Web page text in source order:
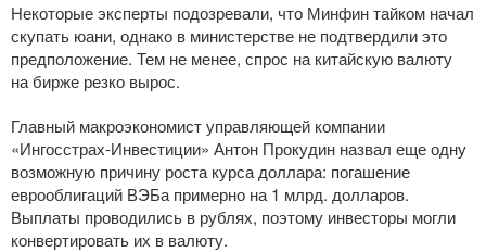
Некоторые эксперты подозревали, что Минфин тайком начал
скупать юани, однако в министерстве не подтвердили это
предположение. Тем не менее, спрос на китайскую валюту
на бирже резко вырос.
Главный макроэкономист управляющей компании
«Ингосстрах-Инвестиции» Антон Прокудин назвал еще одну
возможную причину роста курса доллара: погашение
еврооблигаций ВЭБа примерно на 1 млрд. долларов.
Выплаты проводились в рублях, поэтому инвесторы могли
конвертировать их в валюту.